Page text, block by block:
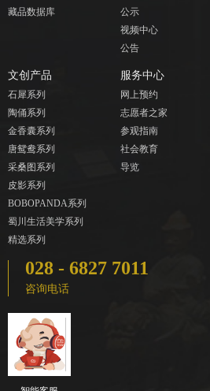
藏品数据库
公示
视频中心
公告
文创产品
石犀系列
陶俑系列
金香囊系列
唐鸳鸯系列
采桑图系列
皮影系列
BOBOPANDA系列
蜀川生活美学系列
精选系列
服务中心
网上预约
志愿者之家
参观指南
社会教育
导览
028 - 6827 7011
咨询电话